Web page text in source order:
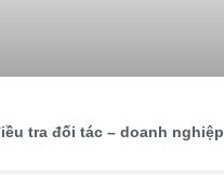
tra đối tác – doanh nghiệp